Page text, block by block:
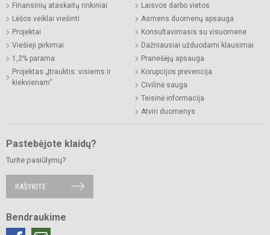
Finansinių ataskaitų rinkiniai
Lėšos veiklai viešinti
Projektai
Viešieji pirkimai
1,2% parama
Projektas „Įtrauktis: visiems ir
kiekvienam“
Laisvos darbo vietos
Asmens duomenų apsauga
Konsultavimasis su visuomene
Dažniausiai užduodami klausimai
Pranešėjų apsauga
Korupcijos prevencija
Civilinė sauga
Teisinė informacija
Atviri duomenys
Pastebėjote klaidų?
Turite pasiūlymų?
RAŠYKITE
Bendraukime